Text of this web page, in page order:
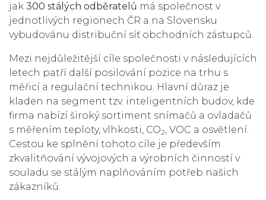
jak 300 stálých odběratelů má společnost v
jednotlivých regionech ČR a na Slovensku
vybudovánu distribuční síť obchodních zástupců.
Mezi nejdůležitější cíle společnosti v následujících
letech patří další posilování pozice na trhu s
měřicí a regulační technikou. Hlavní důraz je
kladen na segment tzv. inteligentních budov, kde
firma nabízí široký sortiment snímačů a ovladačů
s měřením teploty, vlhkosti, CO2, VOC a osvětlení.
Cestou ke splnění tohoto cíle je především
zkvalitňování vývojových a výrobních činností v
souladu se stálým naplňováním potřeb našich
zákazníků.